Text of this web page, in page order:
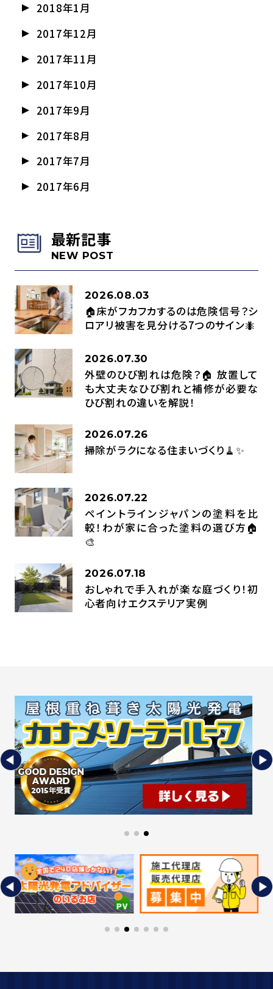
2018年1月
2017年12月
2017年11月
2017年10月
2017年9月
2017年8月
2017年7月
2017年6月
最新記事
NEW POST
2026.08.03
🏠床がフカフカするのは危険信号？シ
ロアリ被害を見分ける7つのサイン🐜
2026.07.30
外壁のひび割れは危険？🏠 放置して
も大丈夫なひび割れと補修が必要な
ひび割れの違いを解説！
2026.07.26
掃除がラクになる住まいづくり🧹✨
2026.07.22
ペイントラインジャパンの塗料を比
較！わが家に合った塗料の選び方🏠
🎨
2026.07.18
おしゃれで手入れが楽な庭づくり！初
心者向けエクステリア実例